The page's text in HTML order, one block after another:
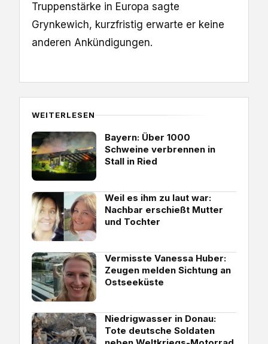
Truppenstärke in Europa sagte
Grynkewich, kurzfristig erwarte er keine
anderen Ankündigungen.
WEITERLESEN
Bayern: Über 1000
Schweine verbrennen in
Stall in Ried
Weil es ihm zu laut war:
Nachbar erschießt Mutter
und Tochter
Vermisste Vanessa Huber:
Zeugen melden Sichtung an
Ostseeküste
Niedrigwasser in Donau:
Tote deutsche Soldaten